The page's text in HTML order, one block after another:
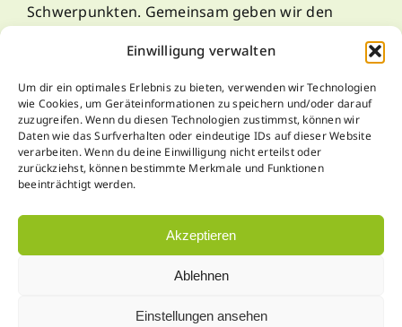
Einwilligung verwalten
Um dir ein optimales Erlebnis zu bieten, verwenden wir Technologien
wie Cookies, um Geräteinformationen zu speichern und/oder darauf
zuzugreifen. Wenn du diesen Technologien zustimmst, können wir
Daten wie das Surfverhalten oder eindeutige IDs auf dieser Website
verarbeiten. Wenn du deine Einwilligung nicht erteilst oder
zurückziehst, können bestimmte Merkmale und Funktionen
beeinträchtigt werden.
Akzeptieren
Ablehnen
Einstellungen ansehen
Schwerpunkten. Gemeinsam geben wir den
Kontakt
T: +43 (0) 3144 – 3343 (7.30 bis 12.30)